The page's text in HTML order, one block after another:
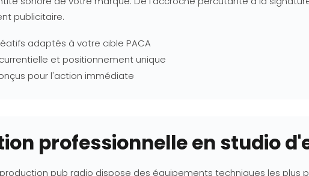
publicitaire.
adaptés à votre cible PACA
et positionnement unique
pour l'action immédiate
professionnelle en studio
pub radio dispose des équipements techniques les plus